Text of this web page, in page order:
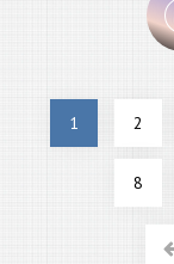
1 2
8